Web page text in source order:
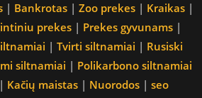
| Bankrotas| Zoo prekes| Kraikas|
prekes| Prekes gyvunams|
| Tvirti siltnamiai | Rusiski
siltnamiai | Polikarbono siltnamiai
Kačių maistas| Nuorodos| seo